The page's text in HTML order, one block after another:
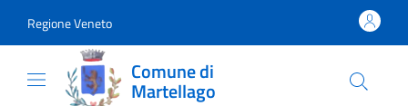
Regione Veneto
Comune di
Martellago